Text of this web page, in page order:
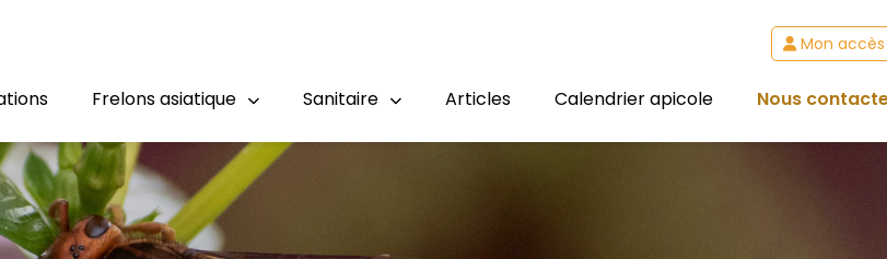
Mon accès
Frelons asiatique Sanitaire Articles Calendrier apicole Nous